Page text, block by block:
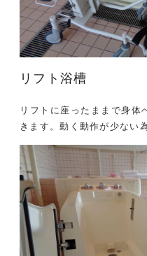
リフト浴槽
リフトに座ったままで身体
きます。動く動作が少ない